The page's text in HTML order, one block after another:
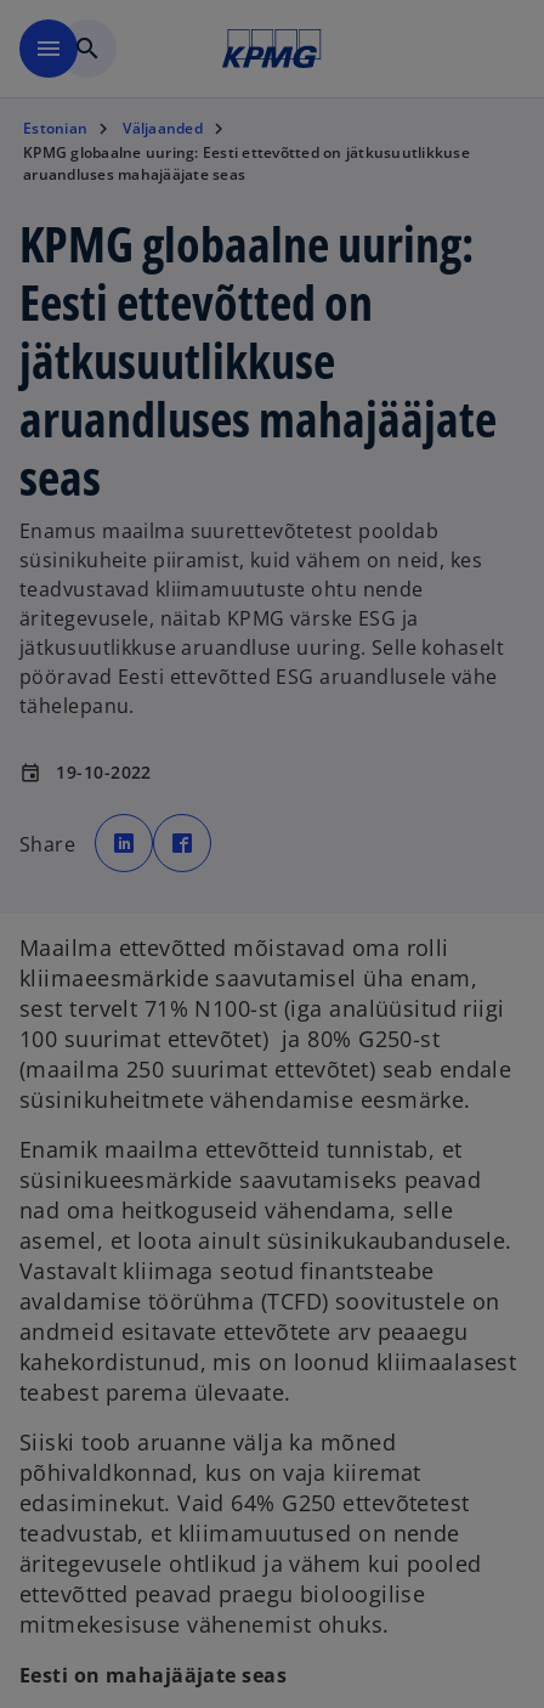
menu search
Estonian
Väljaanded
KPMG globaalne uuring: Eesti ettevõtted on jätkusuutlikkuse
aruandluses mahajääjate seas
KPMG globaalne uuring:
Eesti ettevõtted on
jätkusuutlikkuse
aruandluses mahajääjate
seas
Enamus maailma suurettevõtetest pooldab
süsinikuheite piiramist, kuid vähem on neid, kes
teadvustavad kliimamuutuste ohtu nende
äritegevusele, näitab KPMG värske ESG ja
jätkusuutlikkuse aruandluse uuring. Selle kohaselt
pööravad Eesti ettevõtted ESG aruandlusele vähe
tähelepanu.
event 19-10-2022
Share
o
p
e
n
e
t
b
p
e
e
t
b
Maailma ettevõtted mõistavad oma rolli
kliimaeesmärkide saavutamisel üha enam,
sest tervelt 71% N100-st (iga analüüsitud riigi
100 suurimat ettevõtet) ja 80% G250-st
(maailma 250 suurimat ettevõtet) seab endale
süsinikuheitmete vähendamise eesmärke.
Enamik maailma ettevõtteid tunnistab, et
süsinikueesmärkide saavutamiseks peavad
nad oma heitkoguseid vähendama, selle
asemel, et loota ainult süsinikukaubandusele.
Vastavalt kliimaga seotud finantsteabe
avaldamise töörühma (TCFD) soovitustele on
andmeid esitavate ettevõtete arv peaaegu
kahekordistunud, mis on loonud kliimaalasest
teabest parema ülevaate.
Siiski toob aruanne välja ka mõned
põhivaldkonnad, kus on vaja kiiremat
edasiminekut. Vaid 64% G250 ettevõtetest
teadvustab, et kliimamuutused on nende
äritegevusele ohtlikud ja vähem kui pooled
ettevõtted peavad praegu bioloogilise
mitmekesisuse vähenemist ohuks.
Eesti on mahajääjate seas